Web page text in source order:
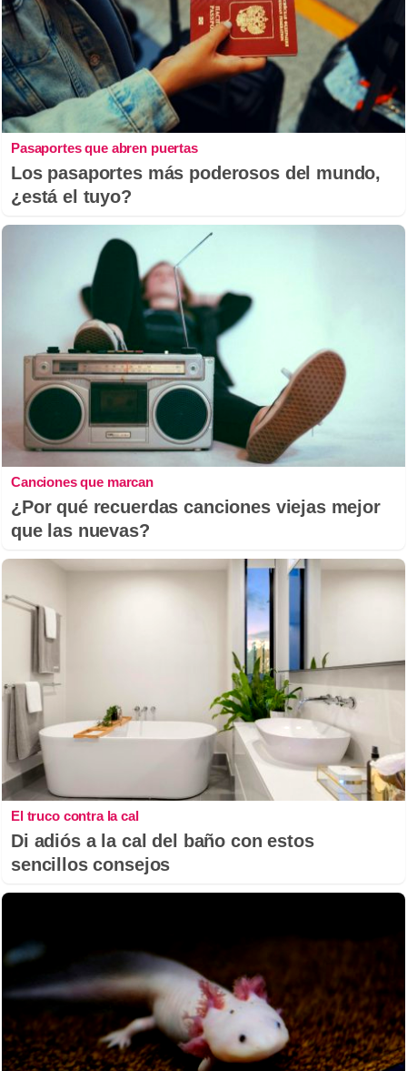
Pasaportes que abren puertas
Los pasaportes más poderosos del mundo,
¿está el tuyo?
Canciones que marcan
¿Por qué recuerdas canciones viejas mejor
que las nuevas?
El truco contra la cal
Di adiós a la cal del baño con estos
sencillos consejos